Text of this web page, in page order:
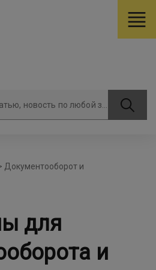
Документооборот и
для
и